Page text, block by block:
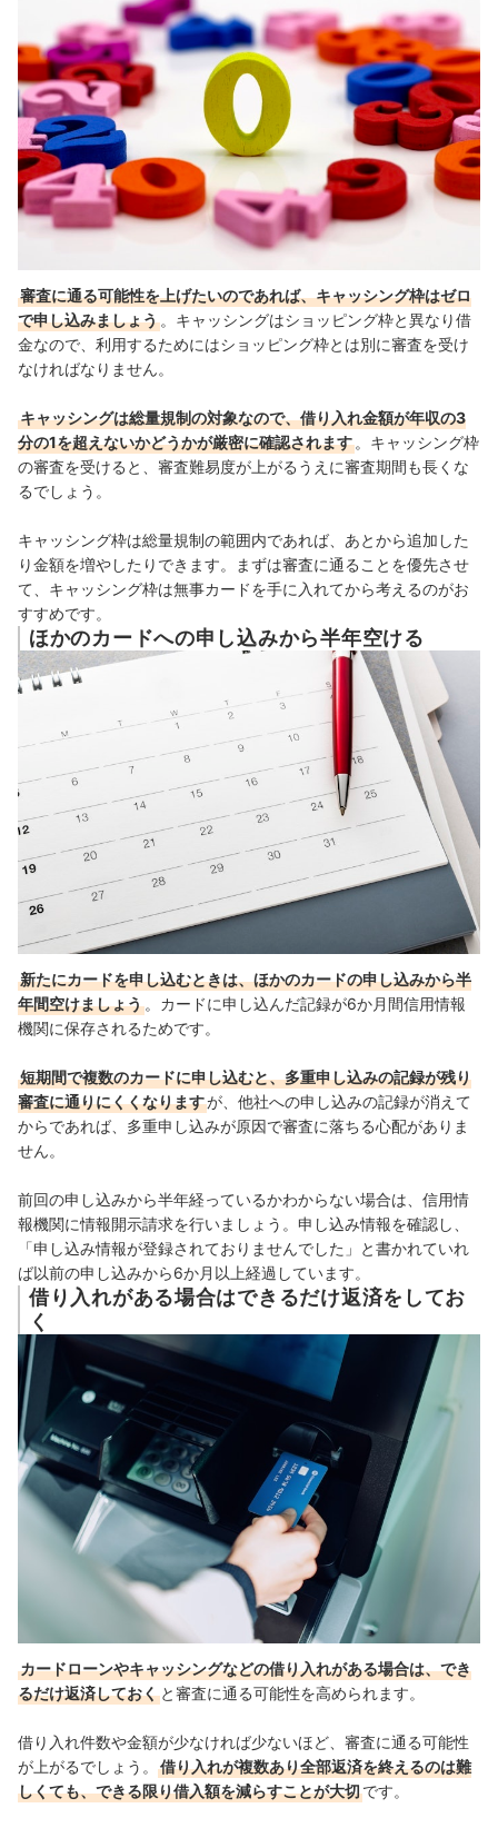
審査に通る可能性を上げたいのであれば、キャッシング枠はゼロ
で申し込みましょう 。キャッシングはショッピング枠と異なり借
金なので、利用するためにはショッピング枠とは別に審査を受け
なければなりません。
キャッシングは総量規制の対象なので、借り入れ金額が年収の3
分の1を超えないかどうかが厳密に確認されます 。キャッシング枠
の審査を受けると、審査難易度が上がるうえに審査期間も長くな
るでしょう。
キャッシング枠は総量規制の範囲内であれば、あとから追加した
り金額を増やしたりできます。まずは審査に通ることを優先させ
て、キャッシング枠は無事カードを手に入れてから考えるのがお
すすめです。
ほかのカードへの申し込みから半年空ける
新たにカードを申し込むときは、ほかのカードの申し込みから半
年間空けましょう。カードに申し込んだ記録が6か月間信用情報
機関に保存されるためです。
短期間で複数のカードに申し込むと、多重申し込みの記録が残り
審査に通りにくくなりますが、他社への申し込みの記録が消えて
からであれば、多重申し込みが原因で審査に落ちる心配がありま
せん。
前回の申し込みから半年経っているかわからない場合は、信用情
報機関に情報開示請求を行いましょう。申し込み情報を確認し、
「申し込み情報が登録されておりませんでした」と書かれていれ
ば以前の申し込みから6か月以上経過しています。
借り入れがある場合はできるだけ返済をしてお
く
カードローンやキャッシングなどの借り入れがある場合は、でき
るだけ返済しておく と審査に通る可能性を高められます。
借り入れ件数や金額が少なければ少ないほど、審査に通る可能性
が上がるでしょう。
借り入れが複数あり全部返済を終えるのは難
しくても、できる限り借入額を減らすことが大切です。